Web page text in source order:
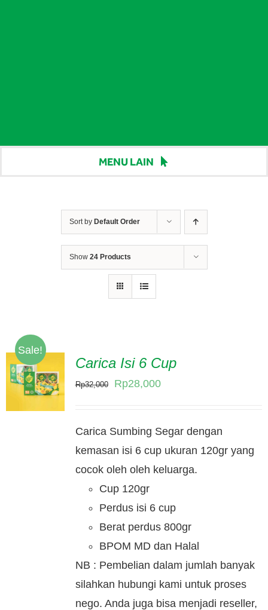
MENU LAIN
Harga
Berita
Hubungi Kami
Tentang Kami
Sort by Default Order
Show 24 Products
Sale!
Carica Isi 6 Cup
Rp32,000
Original
Rp32,000.
Rp28,000Current
Rp28,000.
Carica Sumbing Segar dengan
kemasan isi 6 cup ukuran 120gr yang
cocok oleh oleh keluarga.
Cup 120gr
Perdus isi 6 cup
Berat perdus 800gr
BPOM MD dan Halal
NB : Pembelian dalam jumlah banyak
silahkan hubungi kami untuk proses
nego. Anda juga bisa menjadi reseller,